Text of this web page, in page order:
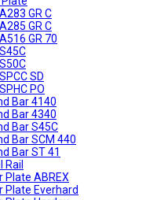
GR C
GR C
GR 70
SD
PO
Bar 4140
Bar 4340
Bar S45C
Bar SCM 440
Bar ST 41
Rail
Plate ABREX
Plate Everhard